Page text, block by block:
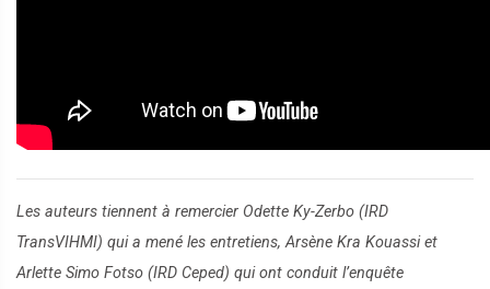
Les auteurs tiennent à remercier Odette Ky-Zerbo (IRD
TransVIHMI) qui a mené les entretiens, Arsène Kra Kouassi et
Arlette Simo Fotso (IRD Ceped) qui ont conduit l’enquête